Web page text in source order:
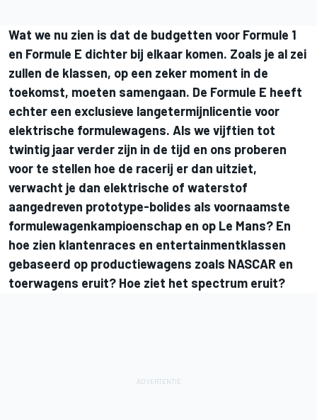
Wat we nu zien is dat de budgetten voor Formule 1
en Formule E dichter bij elkaar komen. Zoals je al zei
zullen de klassen, op een zeker moment in de
toekomst, moeten samengaan. De Formule E heeft
echter een exclusieve langetermijnlicentie voor
elektrische formulewagens. Als we vijftien tot
twintig jaar verder zijn in de tijd en ons proberen
voor te stellen hoe de racerij er dan uitziet,
verwacht je dan elektrische of waterstof
aangedreven prototype-bolides als voornaamste
formulewagenkampioenschap en op Le Mans? En
hoe zien klantenraces en entertainmentklassen
gebaseerd op productiewagens zoals NASCAR en
toerwagens eruit? Hoe ziet het spectrum eruit?